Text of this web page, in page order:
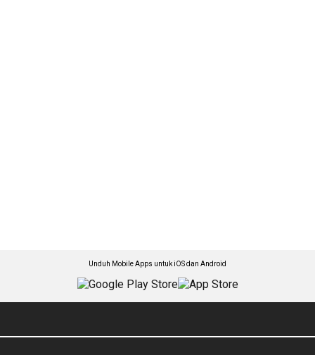
Unduh Mobile Apps untuk iOS dan Android